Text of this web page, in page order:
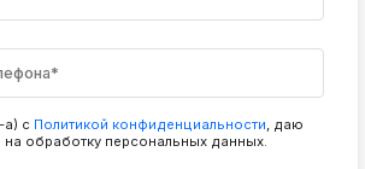
а) с Политикой конфиденциальности , даю
на обработку персональных данных.